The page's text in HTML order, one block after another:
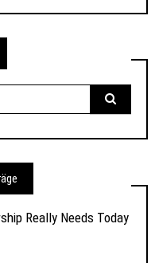
Really Needs Today